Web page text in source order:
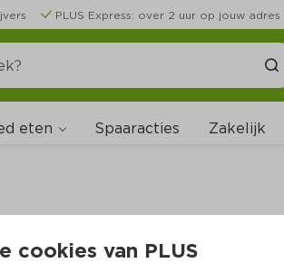
PLUS Express: over 2 uur op jouw adres
eten Spaaracties Zakelijk
cookies van PLUS